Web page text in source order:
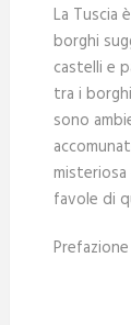
La Tuscia
borghi
castelli e
tra i
sono
favole di